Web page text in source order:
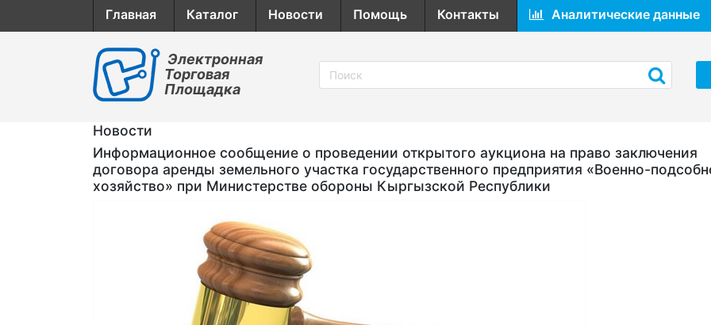
Главная Каталог Новости Помощь Контакты Аналитические данные
Электронная
Торговая
Площадка
Новости
Информационное сообщение о проведении открытого аукциона на право заключения
договора аренды земельного участка государственного предприятия «Военно-
хозяйство» при Министерстве обороны Кыргызской Республики